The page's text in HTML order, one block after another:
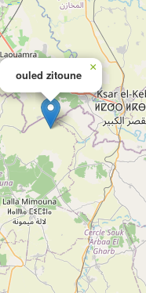
ouled zitoune
×